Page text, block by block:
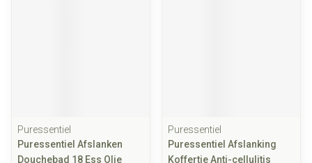
Puressentiel
Puressentiel Afslanken
Douchebad 18 Ess Olie
Puressentiel
Puressentiel Afslanking
Koffertje Anti-cellulitis